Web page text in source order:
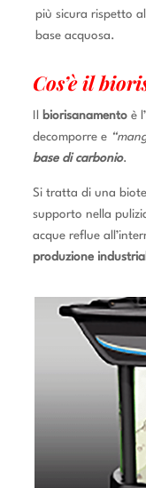
più sicura rispetto
base acquosa.
Cos’è il
biorisanamento è
decomporre e
base di carbonio.
Si tratta di una
supporto nella
acque reflue
produzione